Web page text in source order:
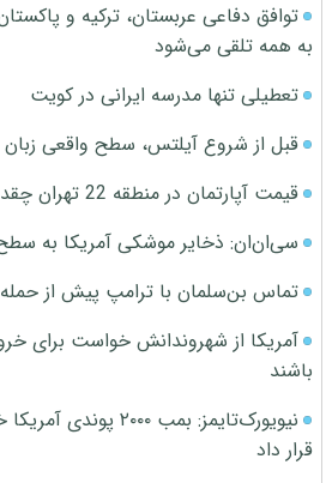
توافق دفاعی عربستان، ترکیه و
به همه تلقی می‌شود
تعطیلی تنها مدرسه ایرانی در کویت
قبل از شروع آیلتس، سطح واقعی زبان
قیمت آپارتمان در منطقه 22 تهران چقدر است؟
سی‌ان‌ان: ذخایر موشکی آمریکا به
تماس بن‌سلمان با ترامپ پیش از حمله
آمریکا از شهروندانش خواست برای
باشند
نیویورک‌تایمز: بمب
قرار داد